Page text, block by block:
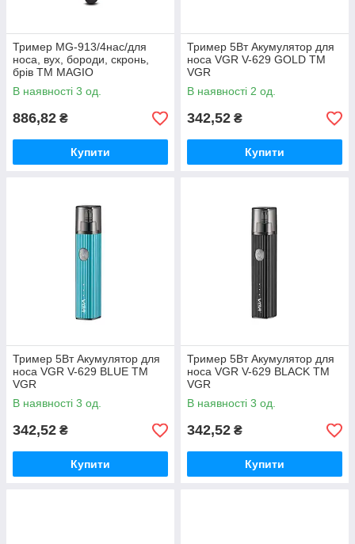
Тример MG-913/4нас/для
носа, вух, бороди, скронь,
брів ТМ MAGIO
В наявності 3 од.
886,82 ₴
Купити
Тример 5Вт Акумулятор для
носа VGR V-629 GOLD ТМ
VGR
В наявності 2 од.
342,52 ₴
Купити
Тример 5Вт Акумулятор для
носа VGR V-629 BLUE ТМ
VGR
В наявності 3 од.
342,52 ₴
Купити
Тример 5Вт Акумулятор для
носа VGR V-629 BLACK ТМ
VGR
В наявності 3 од.
342,52 ₴
Купити